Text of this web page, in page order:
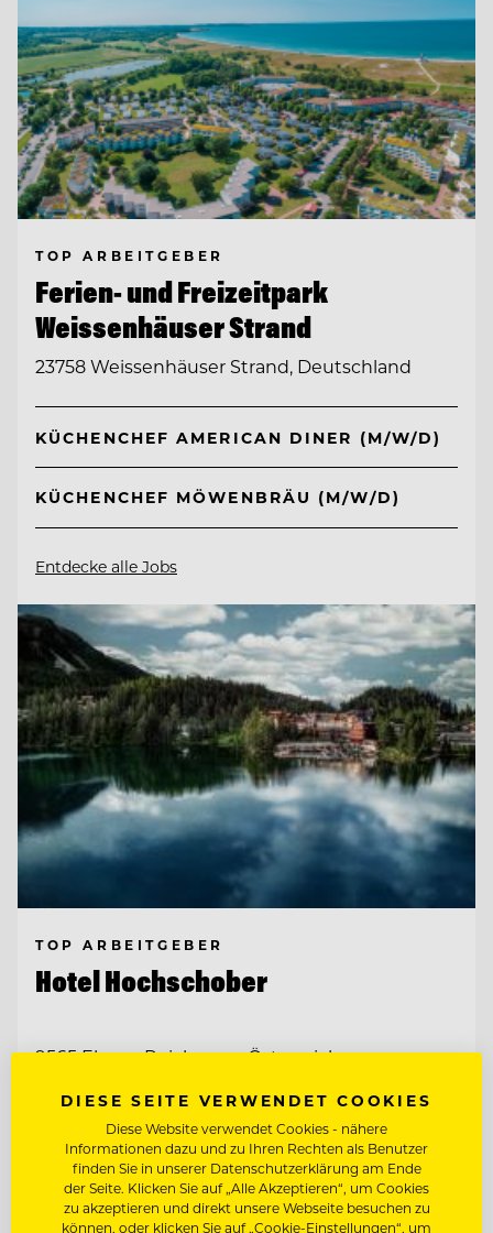
TOP ARBEITGEBER
Ferien- und Freizeitpark
Weissenhäuser Strand
23758 Weissenhäuser Strand, Deutschland
KÜCHENCHEF AMERICAN DINER (M/W/D)
KÜCHENCHEF MÖWENBRÄU (M/W/D)
Entdecke alle Jobs
TOP ARBEITGEBER
Hotel Hochschober
9565 Ebene Reichenau, Österreich
RANG/RESTAURANTFACHMANN/FRAU
SOUS CHEF
DIESE SEITE VERWENDET COOKIES
Diese Website verwendet Cookies - nähere
Informationen dazu und zu Ihren Rechten als Benutzer
finden Sie in unserer Datenschutzerklärung am Ende
der Seite. Klicken Sie auf „Alle Akzeptieren“, um Cookies
zu akzeptieren und direkt unsere Webseite besuchen zu
können, oder klicken Sie auf „Cookie-Einstellungen“, um